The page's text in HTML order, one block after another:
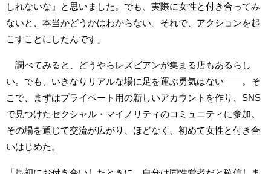
しれないな』と思いました。でも、実際に女性と付き合ってみ
ないと、本当かどうかはわからない。それで、アクションを起
こすことにしたんです」
調べてみると、どうやらレズビアンが集まる店もあるらし
い。でも、いきなりリアルな場に足を運ぶ勇気はない――。そ
こで、まずはプライベート用の新しいアカウントを作り、SNS
で見つけたセクシャル・マイノリティのコミュニティに参加。
その場を通じて交流が広がり、ほどなく、初めて女性と付き合
いはじめた。